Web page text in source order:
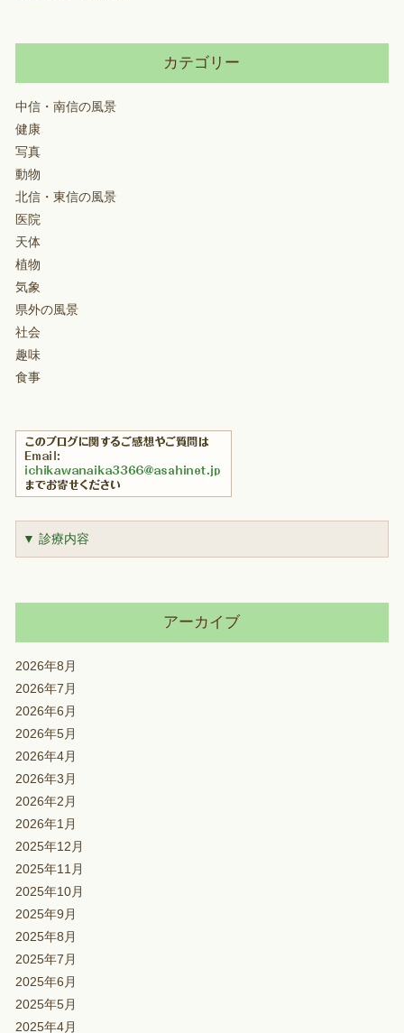
カテゴリー
中信・南信の風景
健康
写真
動物
北信・東信の風景
医院
天体
植物
気象
県外の風景
社会
趣味
食事
▼ 診療内容
アーカイブ
2026年8月
2026年7月
2026年6月
2026年5月
2026年4月
2026年3月
2026年2月
2026年1月
2025年12月
2025年11月
2025年10月
2025年9月
2025年8月
2025年7月
2025年6月
2025年5月
2025年4月